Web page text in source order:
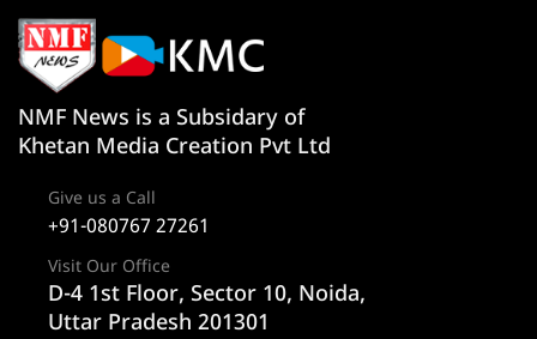
NMF News is a Subsidary of
Khetan Media Creation Pvt Ltd
Give us a Call
+91-080767 27261
Visit Our Office
D-4 1st Floor, Sector 10, Noida,
Uttar Pradesh 201301